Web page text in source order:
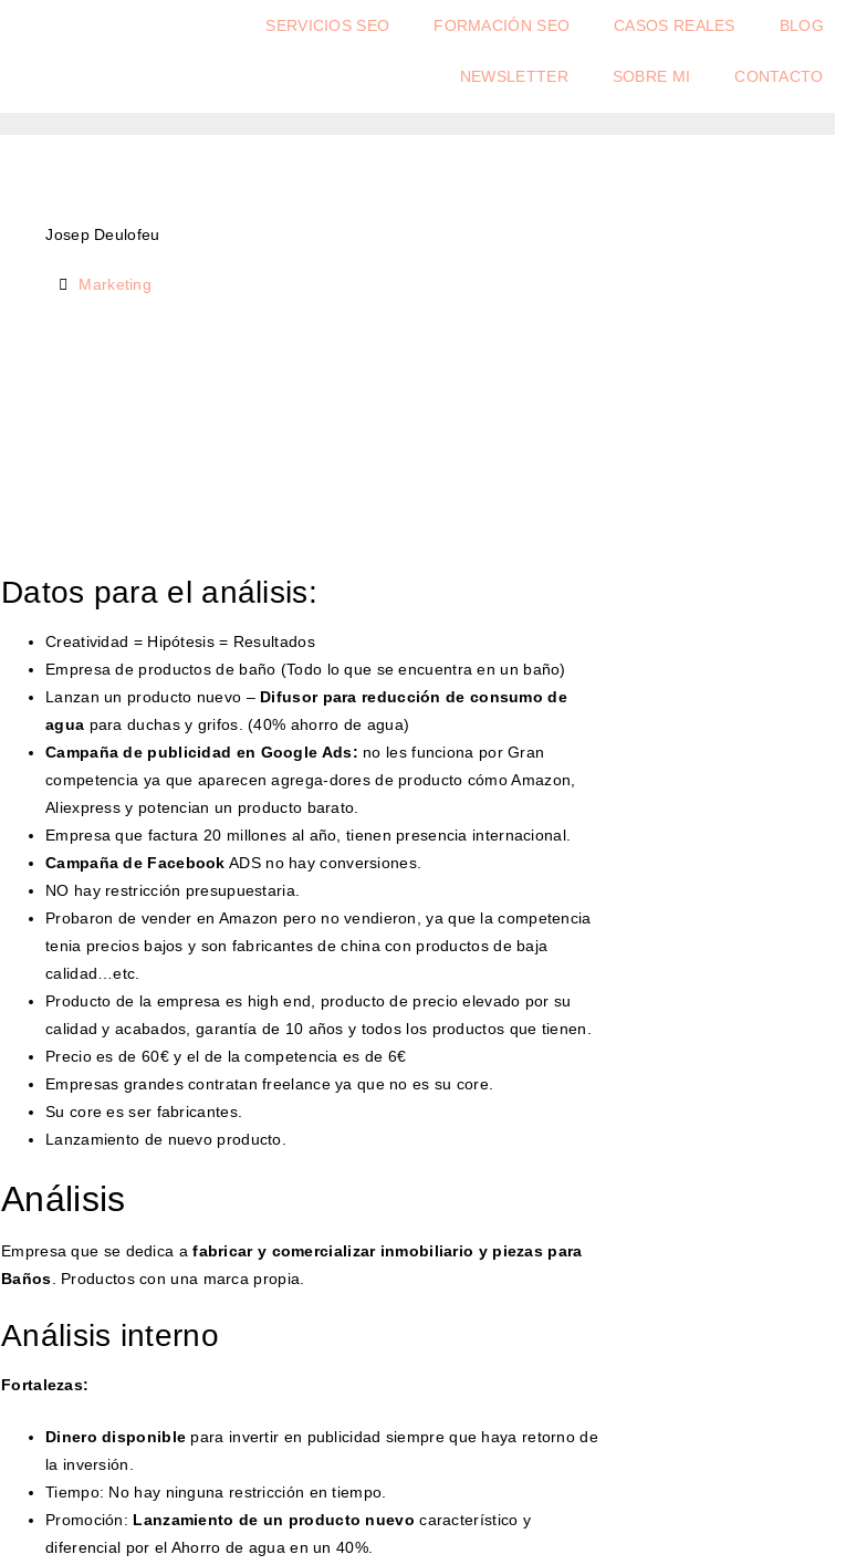
SERVICIOS SEO FORMACIÓN SEO CASOS REALES BLOG
NEWSLETTER SOBRE MI CONTACTO
Josep Deulofeu
Marketing
Datos para el análisis:
Creatividad = Hipótesis = Resultados
Empresa de productos de baño (Todo lo que se encuentra en un baño)
Lanzan un producto nuevo – Difusor para reducción de consumo de
agua para duchas y grifos. (40% ahorro de agua)
Campaña de publicidad en Google Ads: no les funciona por Gran
competencia ya que aparecen agrega-dores de producto cómo Amazon,
Aliexpress y potencian un producto barato.
Empresa que factura 20 millones al año, tienen presencia internacional.
Campaña de Facebook ADS no hay conversiones.
NO hay restricción presupuestaria.
Probaron de vender en Amazon pero no vendieron, ya que la competencia
tenia precios bajos y son fabricantes de china con productos de baja
calidad…etc.
Producto de la empresa es high end, producto de precio elevado por su
calidad y acabados, garantía de 10 años y todos los productos que tienen.
Precio es de 60€ y el de la competencia es de 6€
Empresas grandes contratan freelance ya que no es su core.
Su core es ser fabricantes.
Lanzamiento de nuevo producto.
Análisis
Empresa que se dedica afabricar y comercializar inmobiliario y piezas para
Baños. Productos con una marca propia.
Análisis interno
Fortalezas:
Dinero disponible para invertir en publicidad siempre que haya retorno de
la inversión.
Tiempo: No hay ninguna restricción en tiempo.
Promoción: Lanzamiento de un producto nuevo característico y
diferencial por el Ahorro de agua en un 40%.